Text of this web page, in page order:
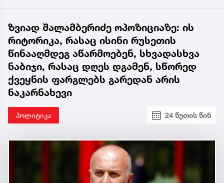
ზვიად შალამბერიძე ოპოზიციაზე: ის
რიტორიკა, რასაც ისინი რუსეთის
წინააღმდეგ აწარმოებენ, სხვადასხვა
ნაბიჯი, რასაც დღეს დგამენ, სწორედ
ქვეყნის ფარგლებს გარედან არის
ნაკარნახევი
პოლიტიკა 24 წუთის წინ